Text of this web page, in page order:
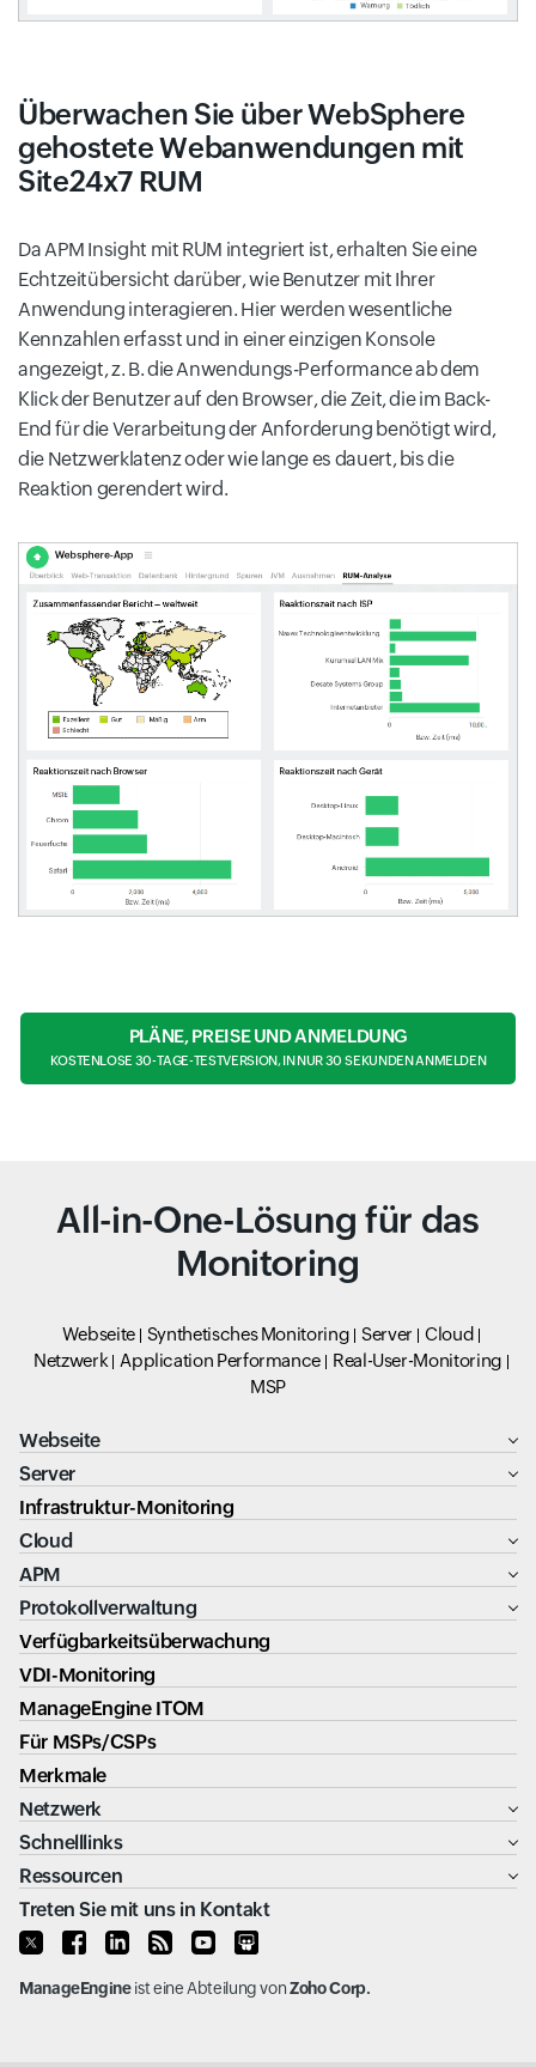
Überwachen Sie über WebSphere
gehostete Webanwendungen mit
Site24x7 RUM
Da APM Insight mit RUM integriert ist, erhalten Sie eine
Echtzeitübersicht darüber, wie Benutzer mit Ihrer
Anwendung interagieren. Hier werden wesentliche
Kennzahlen erfasst und in einer einzigen Konsole
angezeigt, z. B. die Anwendungs-Performance ab dem
Klick der Benutzer auf den Browser, die Zeit, die im Back-
End für die Verarbeitung der Anforderung benötigt wird,
die Netzwerklatenz oder wie lange es dauert, bis die
Reaktion gerendert wird.
PLÄNE, PREISE UND ANMELDUNG
KOSTENLOSE 30-TAGE-TESTVERSION, IN NUR 30 SEKUNDEN ANMELDEN
All-in-One-Lösung für das
Monitoring
Webseite Synthetisches Monitoring Server
Cloud
Netzwerk
Application Performance
Real-User-Monitoring
MSP
Webseite
Server
Infrastruktur-Monitoring
Cloud
APM
Protokollverwaltung
Verfügbarkeitsüberwachung
VDI-Monitoring
ManageEngine ITOM
Für MSPs/CSPs
Merkmale
Netzwerk
Schnelllinks
Ressourcen
Treten Sie mit uns in Kontakt
ManageEngineist eine Abteilung vonZoho Corp.